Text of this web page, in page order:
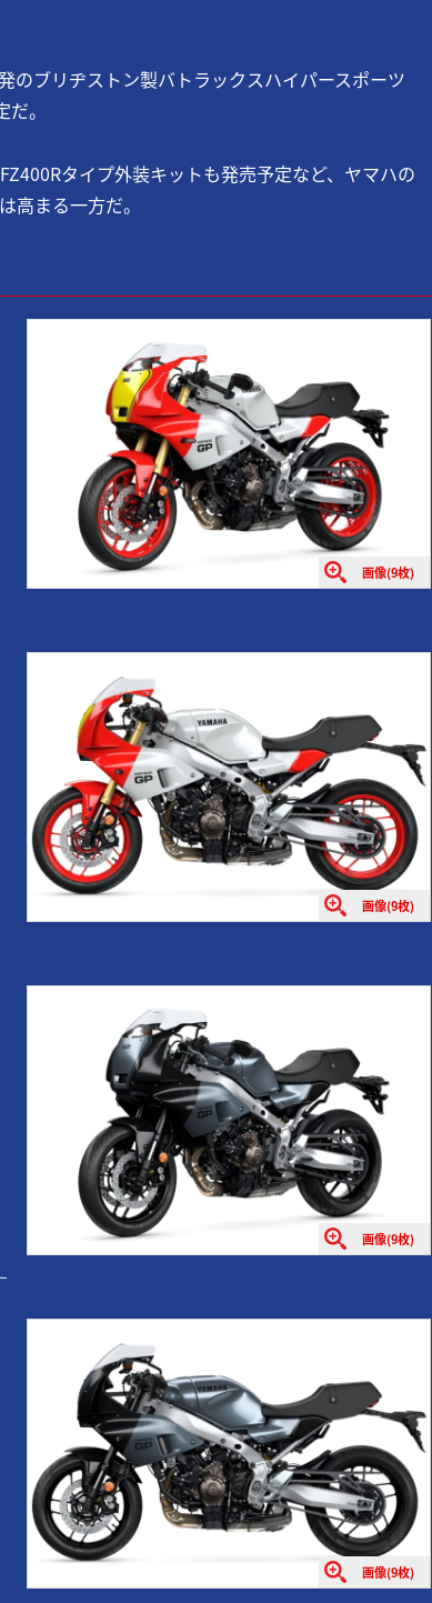
のブリヂストン製バトラックスハイパースポーツ
。
タイプ外装キットも発売予定など、ヤマハの
高まる一方だ。
画像(9枚)
画像(9枚)
画像(9枚)
画像(9枚)